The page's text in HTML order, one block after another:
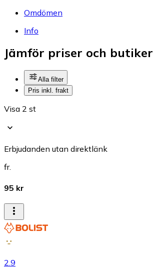
Omdömen
Info
Jämför priser och butiker
Alla filter
Pris inkl. frakt
Visa 2 st
Erbjudanden utan direktlänk
fr.
95 kr
2.9